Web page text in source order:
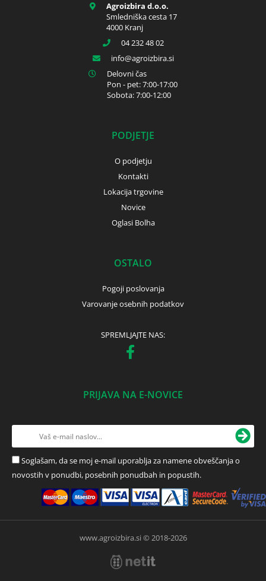
Agroizbira d.o.o.
Smledniška cesta 17
4000 Kranj
04 232 48 02
info
agroizbira.si
Delovni čas
Pon - pet: 7:00-17:00
Sobota: 7:00-12:00
PODJETJE
O podjetju
Kontakti
Lokacija trgovine
Novice
Oglasi Bolha
OSTALO
Pogoji poslovanja
Varovanje osebnih podatkov
SPREMLJAJTE NAS:
PRIJAVA NA E-NOVICE
Soglašam, da se moj e-mail uporablja za namene obveščanja o
novostih v ponudbi, posebnih ponudbah in popustih.
www.agroizbira.si © 2018-2026